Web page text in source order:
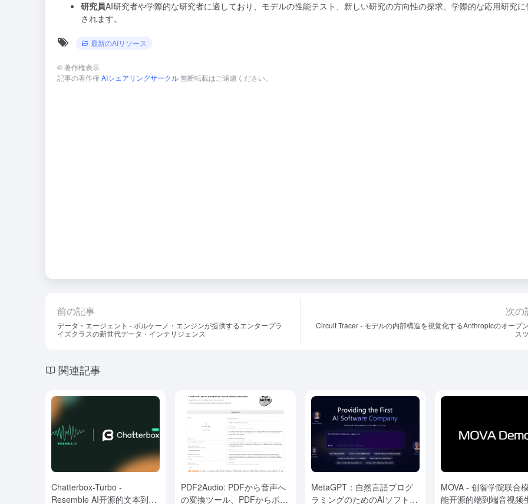
研究員AI研究者や学際的な研究者に適しており、モデルの性能テスト、新しい研究の方向性の探求、学際的な応用研究に
されます。
最新のAIリソース
©著作権表示
記事の著作権AIシェアリングサークル無断転載はご遠慮ください。
前の記事
データ・エージェント - ボルケーノ・エンジンが提供するエンタープラ
イズクラスの新世代データ・インテリジェンス
次の
Circuit Tracer - モデルの内部構造を視覚化するAnthropicのオープ
ス
関連記事
Chatterbox-Turbo -
Resemble AI开源的文本到语
PDF2Audio: PDFから音声へ
の変換ツール、PDFからポッ
MetaGPT：自然言語プログ
ラミングのためのAIソフトウ
MOVA - 创智学院联合
能开源的端到端音视频